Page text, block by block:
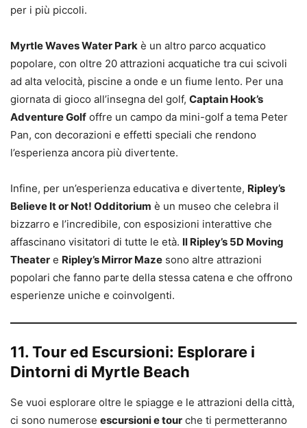
per i più piccoli.
Myrtle Waves Water Park è un altro parco acquatico
popolare, con oltre 20 attrazioni acquatiche tra cui scivoli
ad alta velocità, piscine a onde e un fiume lento. Per una
giornata di gioco all’insegna del golf, Captain Hook’s
Adventure Golf offre un campo da mini-golf a tema Peter
Pan, con decorazioni e effetti speciali che rendono
l’esperienza ancora più divertente.
Infine, per un’esperienza educativa e divertente, Ripley’s
Believe It or Not! Odditorium è un museo che celebra il
bizzarro e l’incredibile, con esposizioni interattive che
affascinano visitatori di tutte le età. Il Ripley’s 5D Moving
Theater e Ripley’s Mirror Maze sono altre attrazioni
popolari che fanno parte della stessa catena e che offrono
esperienze uniche e coinvolgenti.
11. Tour ed Escursioni: Esplorare i
Dintorni di Myrtle Beach
Se vuoi esplorare oltre le spiagge e le attrazioni della città,
ci sono numerose escursioni e tour che ti permetteranno